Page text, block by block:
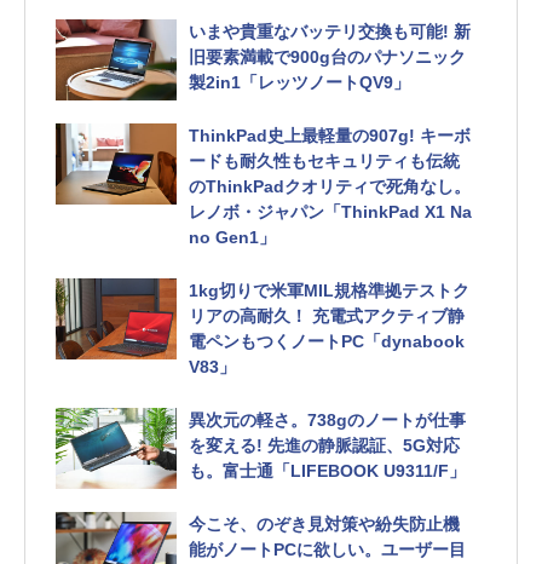
いまや貴重なバッテリ交換も可能! 新
旧要素満載で900g台のパナソニック
製2in1「レッツノートQV9」
ThinkPad史上最軽量の907g! キーボ
ードも耐久性もセキュリティも伝統
のThinkPadクオリティで死角なし。
レノボ・ジャパン「ThinkPad X1 Na
no Gen1」
1kg切りで米軍MIL規格準拠テストク
リアの高耐久！ 充電式アクティブ静
電ペンもつくノートPC「dynabook
V83」
異次元の軽さ。738gのノートが仕事
を変える! 先進の静脈認証、5G対応
も。富士通「LIFEBOOK U9311/F」
今こそ、のぞき見対策や紛失防止機
能がノートPCに欲しい。ユーザー目